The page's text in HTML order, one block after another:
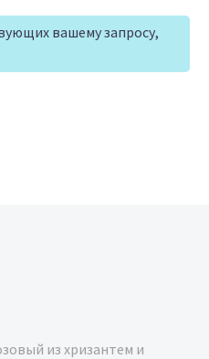
вашему запросу,
из хризантем и